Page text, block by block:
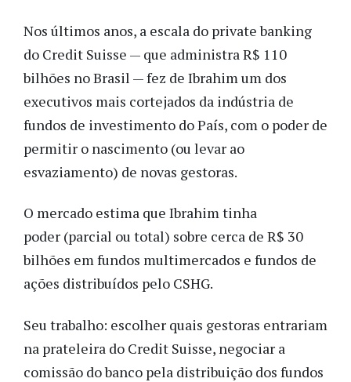
Nos últimos anos, a escala do private banking
do Credit Suisse — que administra R$ 110
bilhões no Brasil — fez de Ibrahim um dos
executivos mais cortejados da indústria de
fundos de investimento do País, com o poder de
permitir o nascimento (ou levar ao
esvaziamento) de novas gestoras.
O mercado estima que Ibrahim tinha
poder (parcial ou total) sobre cerca de R$ 30
bilhões em fundos multimercados e fundos de
ações distribuídos pelo CSHG.
Seu trabalho: escolher quais gestoras entrariam
na prateleira do Credit Suisse, negociar a
comissão do banco pela distribuição dos fundos